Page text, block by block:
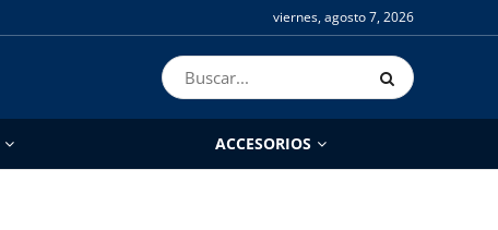
viernes, agosto 7, 2026
ACCESORIOS